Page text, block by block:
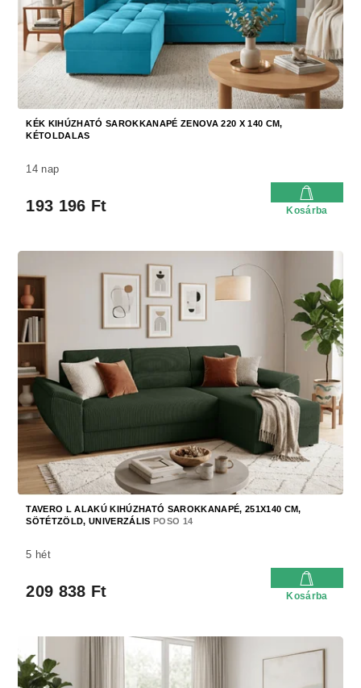
é
a
KÉK KIHÚZHATÓ SAROKKANAPÉ ZENOVA 220 X 140 CM,
KÉTOLDALAS
14 nap
193 196 Ft Kosárba
TAVERO L ALAKÚ KIHÚZHATÓ SAROKKANAPÉ, 251X140 CM,
SÖTÉTZÖLD, UNIVERZÁLIS POSO 14
5 hét
209 838 Ft Kosárba